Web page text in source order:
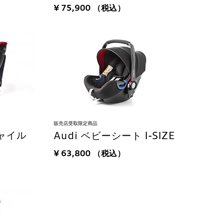
¥ 75,900 （税込）
イル
販売店受取限定商品
Audi ベビーシート I-SIZE
¥ 63,800 （税込）